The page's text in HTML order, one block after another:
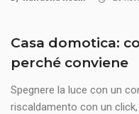
Casa domotica:
perché conviene
Spegnere la luce con un
riscaldamento con un click,